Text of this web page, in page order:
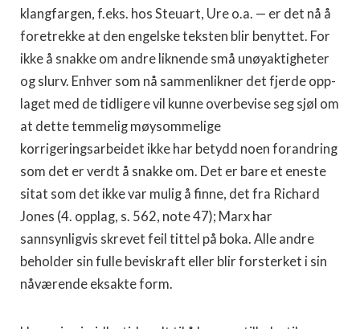
klangfargen, f.eks. hos Steuart, Ure o.a. — er det nå å
foretrekke at den engelske teksten blir benyttet. For
ikke å snakke om andre liknende små unøy­aktigheter
og slurv. Enhver som nå sammenlikner det fjerde opp­
laget med de tidligere vil kunne overbevise seg sjøl om
at dette temmelig møysommelige
korrigeringsarbeidet ikke har betydd noen forandring
som det er verdt å snakke om. Det er bare et eneste
sitat som det ikke var mulig å finne, det fra Richard
Jones (4. opplag, s. 562, note 47); Marx har
sannsynligvis skrevet feil tittel på boka. Alle andre
beholder sin fulle beviskraft eller blir forsterket i sin
nåværende eksakte form.